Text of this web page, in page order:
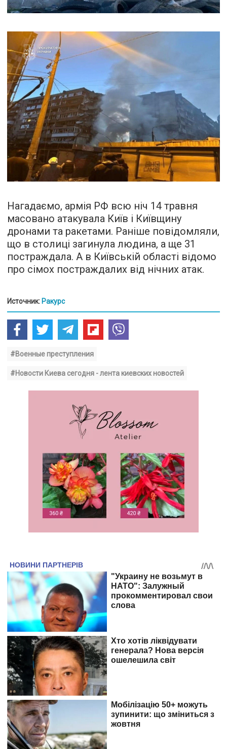
Нагадаємо, армія РФ всю ніч 14 травня
масовано атакувала Київ і Київщину
дронами та ракетами. Раніше повідомляли,
що в столиці загинула людина, а ще 31
постраждала. А в Київській області відомо
про сімох постраждалих від нічних атак.
Источник: Ракурс
#Военные преступления
#Новости Киева сегодня - лента киевских новостей